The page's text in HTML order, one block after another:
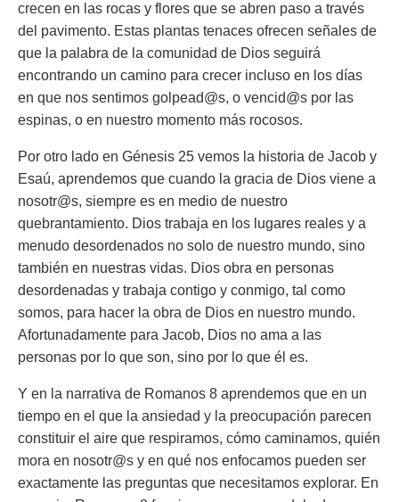
crecen en las rocas y flores que se abren paso a través
del pavimento. Estas plantas tenaces ofrecen señales de
que la palabra de la comunidad de Dios seguirá
encontrando un camino para crecer incluso en los días
en que nos sentimos golpead@s, o vencid@s por las
espinas, o en nuestro momento más rocosos.
Por otro lado en Génesis 25 vemos la historia de Jacob y
Esaú, aprendemos que cuando la gracia de Dios viene a
nosotr@s, siempre es en medio de nuestro
quebrantamiento. Dios trabaja en los lugares reales y a
menudo desordenados no solo de nuestro mundo, sino
también en nuestras vidas. Dios obra en personas
desordenadas y trabaja contigo y conmigo, tal como
somos, para hacer la obra de Dios en nuestro mundo.
Afortunadamente para Jacob, Dios no ama a las
personas por lo que son, sino por lo que él es.
Y en la narrativa de Romanos 8 aprendemos que en un
tiempo en el que la ansiedad y la preocupación parecen
constituir el aire que respiramos, cómo caminamos, quién
mora en nosotr@s y en qué nos enfocamos pueden ser
exactamente las preguntas que necesitamos explorar. En